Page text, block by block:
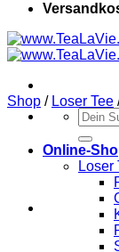
nach:
Online-
Loser
Shop / Loser Tee